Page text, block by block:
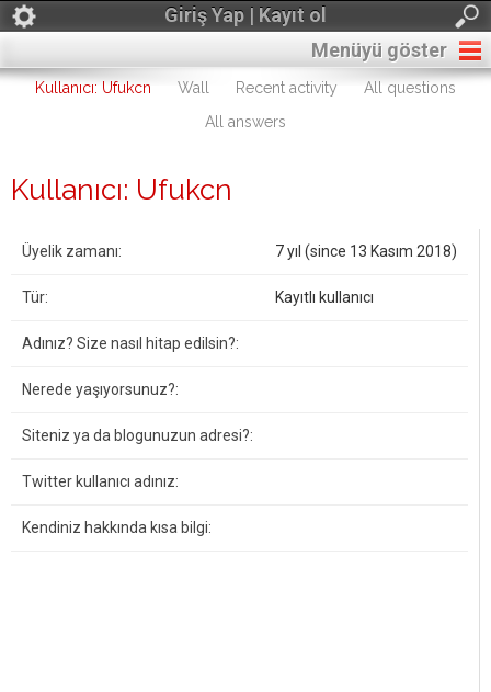
Giriş Yap | Kayıt ol
Menüyü göster
Kullanıcı: Ufukcn Wall Recent activity
All questions
All answers
Kullanıcı: Ufukcn
Üyelik zamanı: 7 yıl (since 13 Kasım 2018)
Tür: Kayıtlı kullanıcı
Adınız? Size nasıl hitap edilsin?:
Nerede yaşıyorsunuz?:
Siteniz ya da blogunuzun adresi?:
Twitter kullanıcı adınız:
Kendiniz hakkında kısa bilgi: